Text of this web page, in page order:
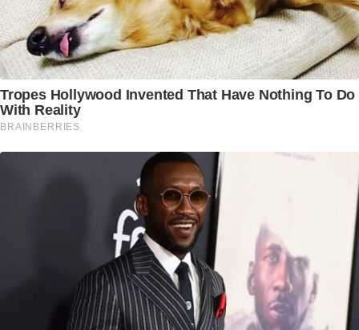
Tropes Hollywood Invented That Have Nothing To Do
With Reality
BRAINBERRIES